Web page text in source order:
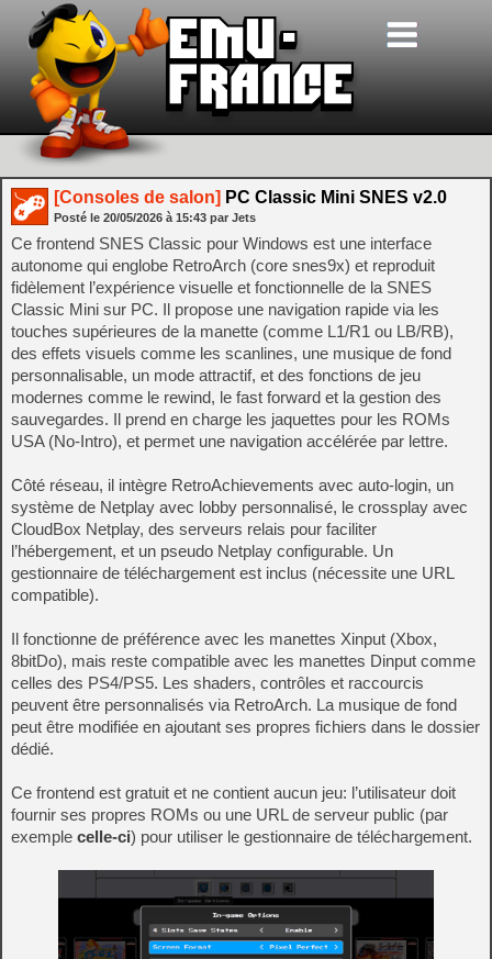
[Consoles de salon] PC Classic Mini SNES v2.0
Posté le 20/05/2026 à 15:43 par Jets
Ce frontend SNES Classic pour Windows est une interface
autonome qui englobe RetroArch (core snes9x) et reproduit
fidèlement l’expérience visuelle et fonctionnelle de la SNES
Classic Mini sur PC. Il propose une navigation rapide via les
touches supérieures de la manette (comme L1/R1 ou LB/RB),
des effets visuels comme les scanlines, une musique de fond
personnalisable, un mode attractif, et des fonctions de jeu
modernes comme le rewind, le fast forward et la gestion des
sauvegardes. Il prend en charge les jaquettes pour les ROMs
USA (No-Intro), et permet une navigation accélérée par lettre.
Côté réseau, il intègre RetroAchievements avec auto-login, un
système de Netplay avec lobby personnalisé, le crossplay avec
CloudBox Netplay, des serveurs relais pour faciliter
l’hébergement, et un pseudo Netplay configurable. Un
gestionnaire de téléchargement est inclus (nécessite une URL
compatible).
Il fonctionne de préférence avec les manettes Xinput (Xbox,
8bitDo), mais reste compatible avec les manettes Dinput comme
celles des PS4/PS5. Les shaders, contrôles et raccourcis
peuvent être personnalisés via RetroArch. La musique de fond
peut être modifiée en ajoutant ses propres fichiers dans le dossier
dédié.
Ce frontend est gratuit et ne contient aucun jeu: l’utilisateur doit
fournir ses propres ROMs ou une URL de serveur public (par
exemple celle-ci) pour utiliser le gestionnaire de téléchargement.